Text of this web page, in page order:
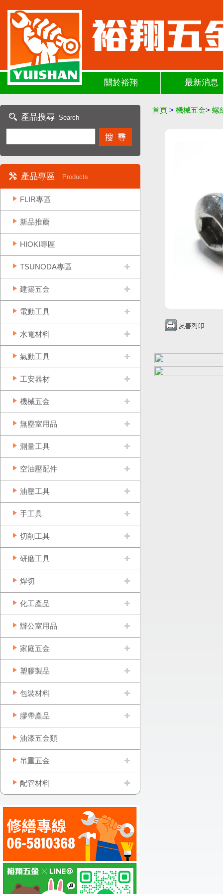
關於裕翔 最新消息
產品搜尋 Search
產品專區 Products
FLIR專區
新品推薦
HIOKI專區
TSUNODA專區
建築五金
電動工具
水電材料
氣動工具
工安器材
機械五金
無塵室用品
測量工具
空油壓配件
油壓工具
手工具
切削工具
研磨工具
焊切
化工產品
辦公室用品
家庭五金
塑膠製品
包裝材料
膠帶產品
油漆五金類
吊重五金
配管材料
首頁 > 機械五金> 螺